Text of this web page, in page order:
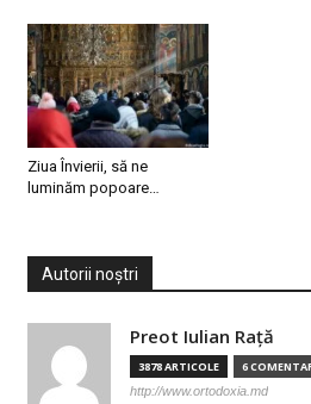
Ziua Învierii, să ne
luminăm popoare…
Autorii noștri
Preot Iulian Raţă
3878 ARTICOLE 6
http://www.ortodoxia.md